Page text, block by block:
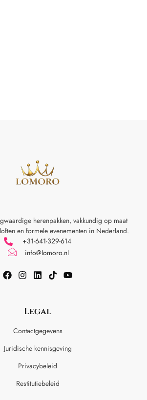
herenpakken, vakkundig op maat
en formele evenementen in Nederland.
+31-641-329-614
info@lomoro.nl
Legal
Contactgegevens
Juridische kennisgeving
Privacybeleid
Restitutiebeleid